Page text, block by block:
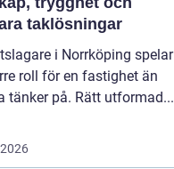
taklösningar
i Norrköping spelar
roll för en fastighet än
tänker på. Rätt utformad...